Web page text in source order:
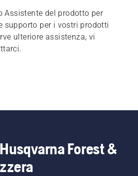
Assistente del prodotto per
supporto per i vostri prodotti
ulteriore assistenza, vi
Forest &